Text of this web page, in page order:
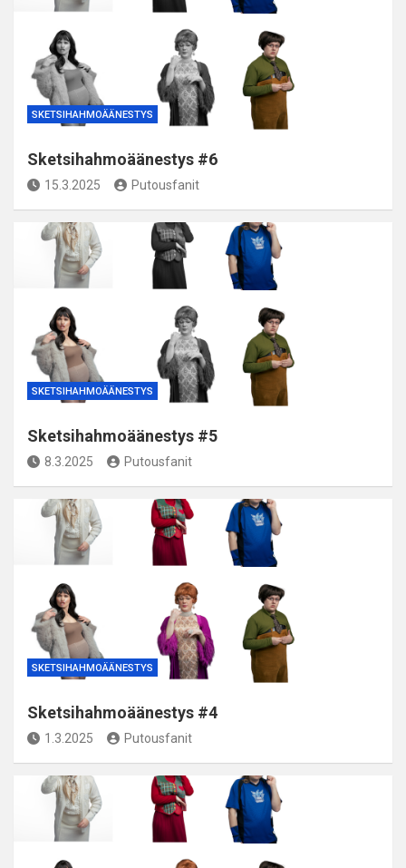
SKETSIHAHMOÄÄNESTYS
Sketsihahmoäänestys #6
15.3.2025 Putousfanit
SKETSIHAHMOÄÄNESTYS
Sketsihahmoäänestys #5
8.3.2025 Putousfanit
SKETSIHAHMOÄÄNESTYS
Sketsihahmoäänestys #4
1.3.2025 Putousfanit